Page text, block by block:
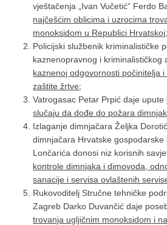
vještačenja „Ivan Vučetić“ Ferdo
najčešćim oblicima i uzrocima
monoksidom u Republici Hrvatskoj;
Policijski službenik kriminalističke
kaznenopravnog i kriminalističkog
kaznenoj odgovornosti počinitelja
zaštite žrtve;
Vatrogasac Petar Prpić daje upute
slučaju da dođe do požara
Izlaganje dimnjačara Željka
dimnjačara Hrvatske gospodarske
Lončarića donosi niz korisnih
kontrole dimnjaka i dimovoda,
sanacije i servisa ovlaštenih
Rukovoditelj Stručne tehničke
Zagreb Darko Duvančić daje
trovanja ugljičnim monoksidom i